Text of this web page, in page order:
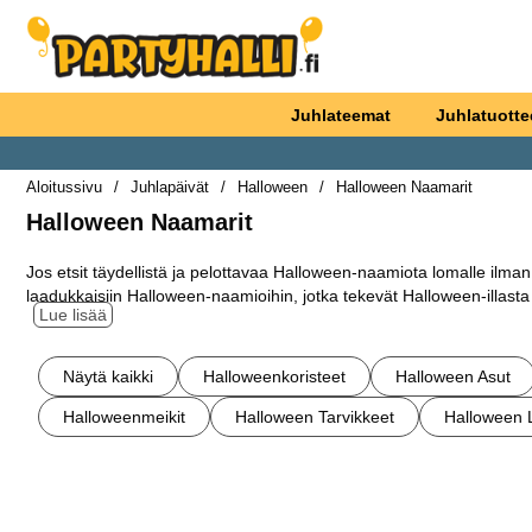
Ostoskori laajennettu Partyhallen AB
Juhlateemat
Aloitussivu
Juhlapäivät Halloween Halloween Naamarit
Halloween Naamarit
Siirry
tuotteisiin
Lue lisää
Jos etsit täydellistä ja pelottavaa Halloween-naamiota lomalle
laadukkaisiin Halloween-naamioihin, jotka tekevät Halloween-
Pysyäksemme askeleen edellä kilpailijoita olemme Partyhallin
Halloween-naamioita.
Täällä Halloween Masks -kategoriassamme on yksinkertaisesti
alakategoriat
Näytä kaikki
Halloween Halloweenkoristeet Halloween Asut
Halloweenmeikit Halloween Tarvikkeet Halloween